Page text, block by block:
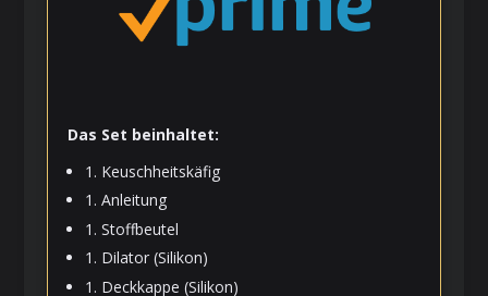
Das Set beinhaltet:
1. Keuschheitskäfig
1. Anleitung
1. Stoffbeutel
1. Dilator (Silikon)
1. Deckkappe (Silikon)